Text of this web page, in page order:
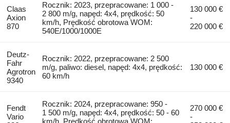
Claas
Axion
870
Rocznik: 2023, przepracowane: 1 000 -
2 800 m/g, napęd: 4x4, prędkość: 50
km/h, Prędkość obrotowa WOM:
540E/1000/1000E
130 000 €
-
220 000 €
Deutz-
Fahr
Agrotron
9340
Rocznik: 2022, przepracowane: 2 500
m/g, paliwo: diesel, napęd: 4x4, prędkość:
60 km/h
130 000 €
Fendt
Vario
Rocznik: 2024, przepracowane: 950 -
1 500 m/g, napęd: 4x4, prędkość: 50 - 60
270 000 €
-